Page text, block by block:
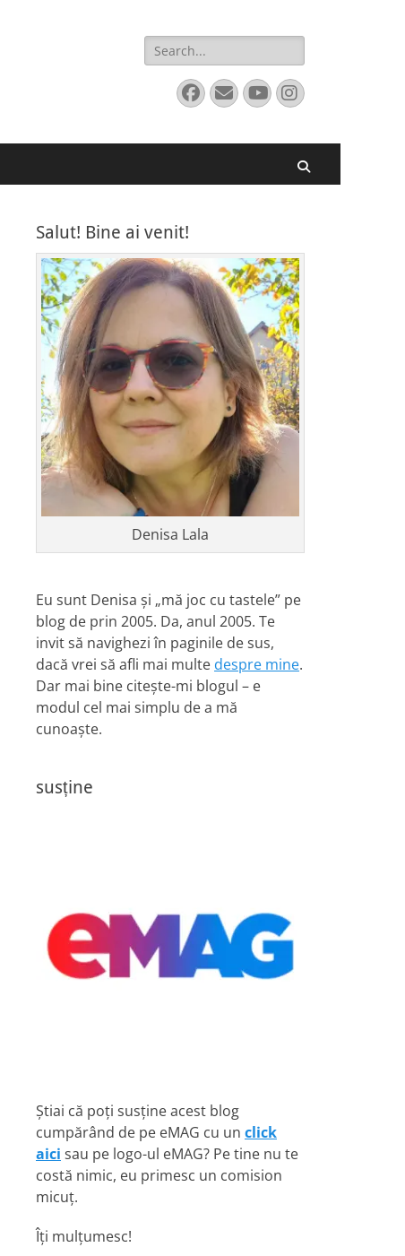
Search
for:
Facebook
EmailYouTube
Instagram
Salut! Bine ai venit!
Denisa Lala
Eu sunt Denisa și „mă joc cu tastele” pe
blog de prin 2005. Da, anul 2005. Te
invit să navighezi în paginile de sus,
dacă vrei să afli mai multe despre mine.
Dar mai bine citește-mi blogul – e
modul cel mai simplu de a mă
cunoaște.
susține
Știai că poți susține acest blog
cumpărând de pe eMAG cu un click
aici sau pe logo-ul eMAG? Pe tine nu te
costă nimic, eu primesc un comision
micuț.
Îți mulțumesc!